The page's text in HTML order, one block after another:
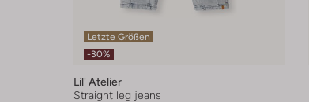
Letzte Größen
-30%
Lil' Atelier
Straight leg jeans